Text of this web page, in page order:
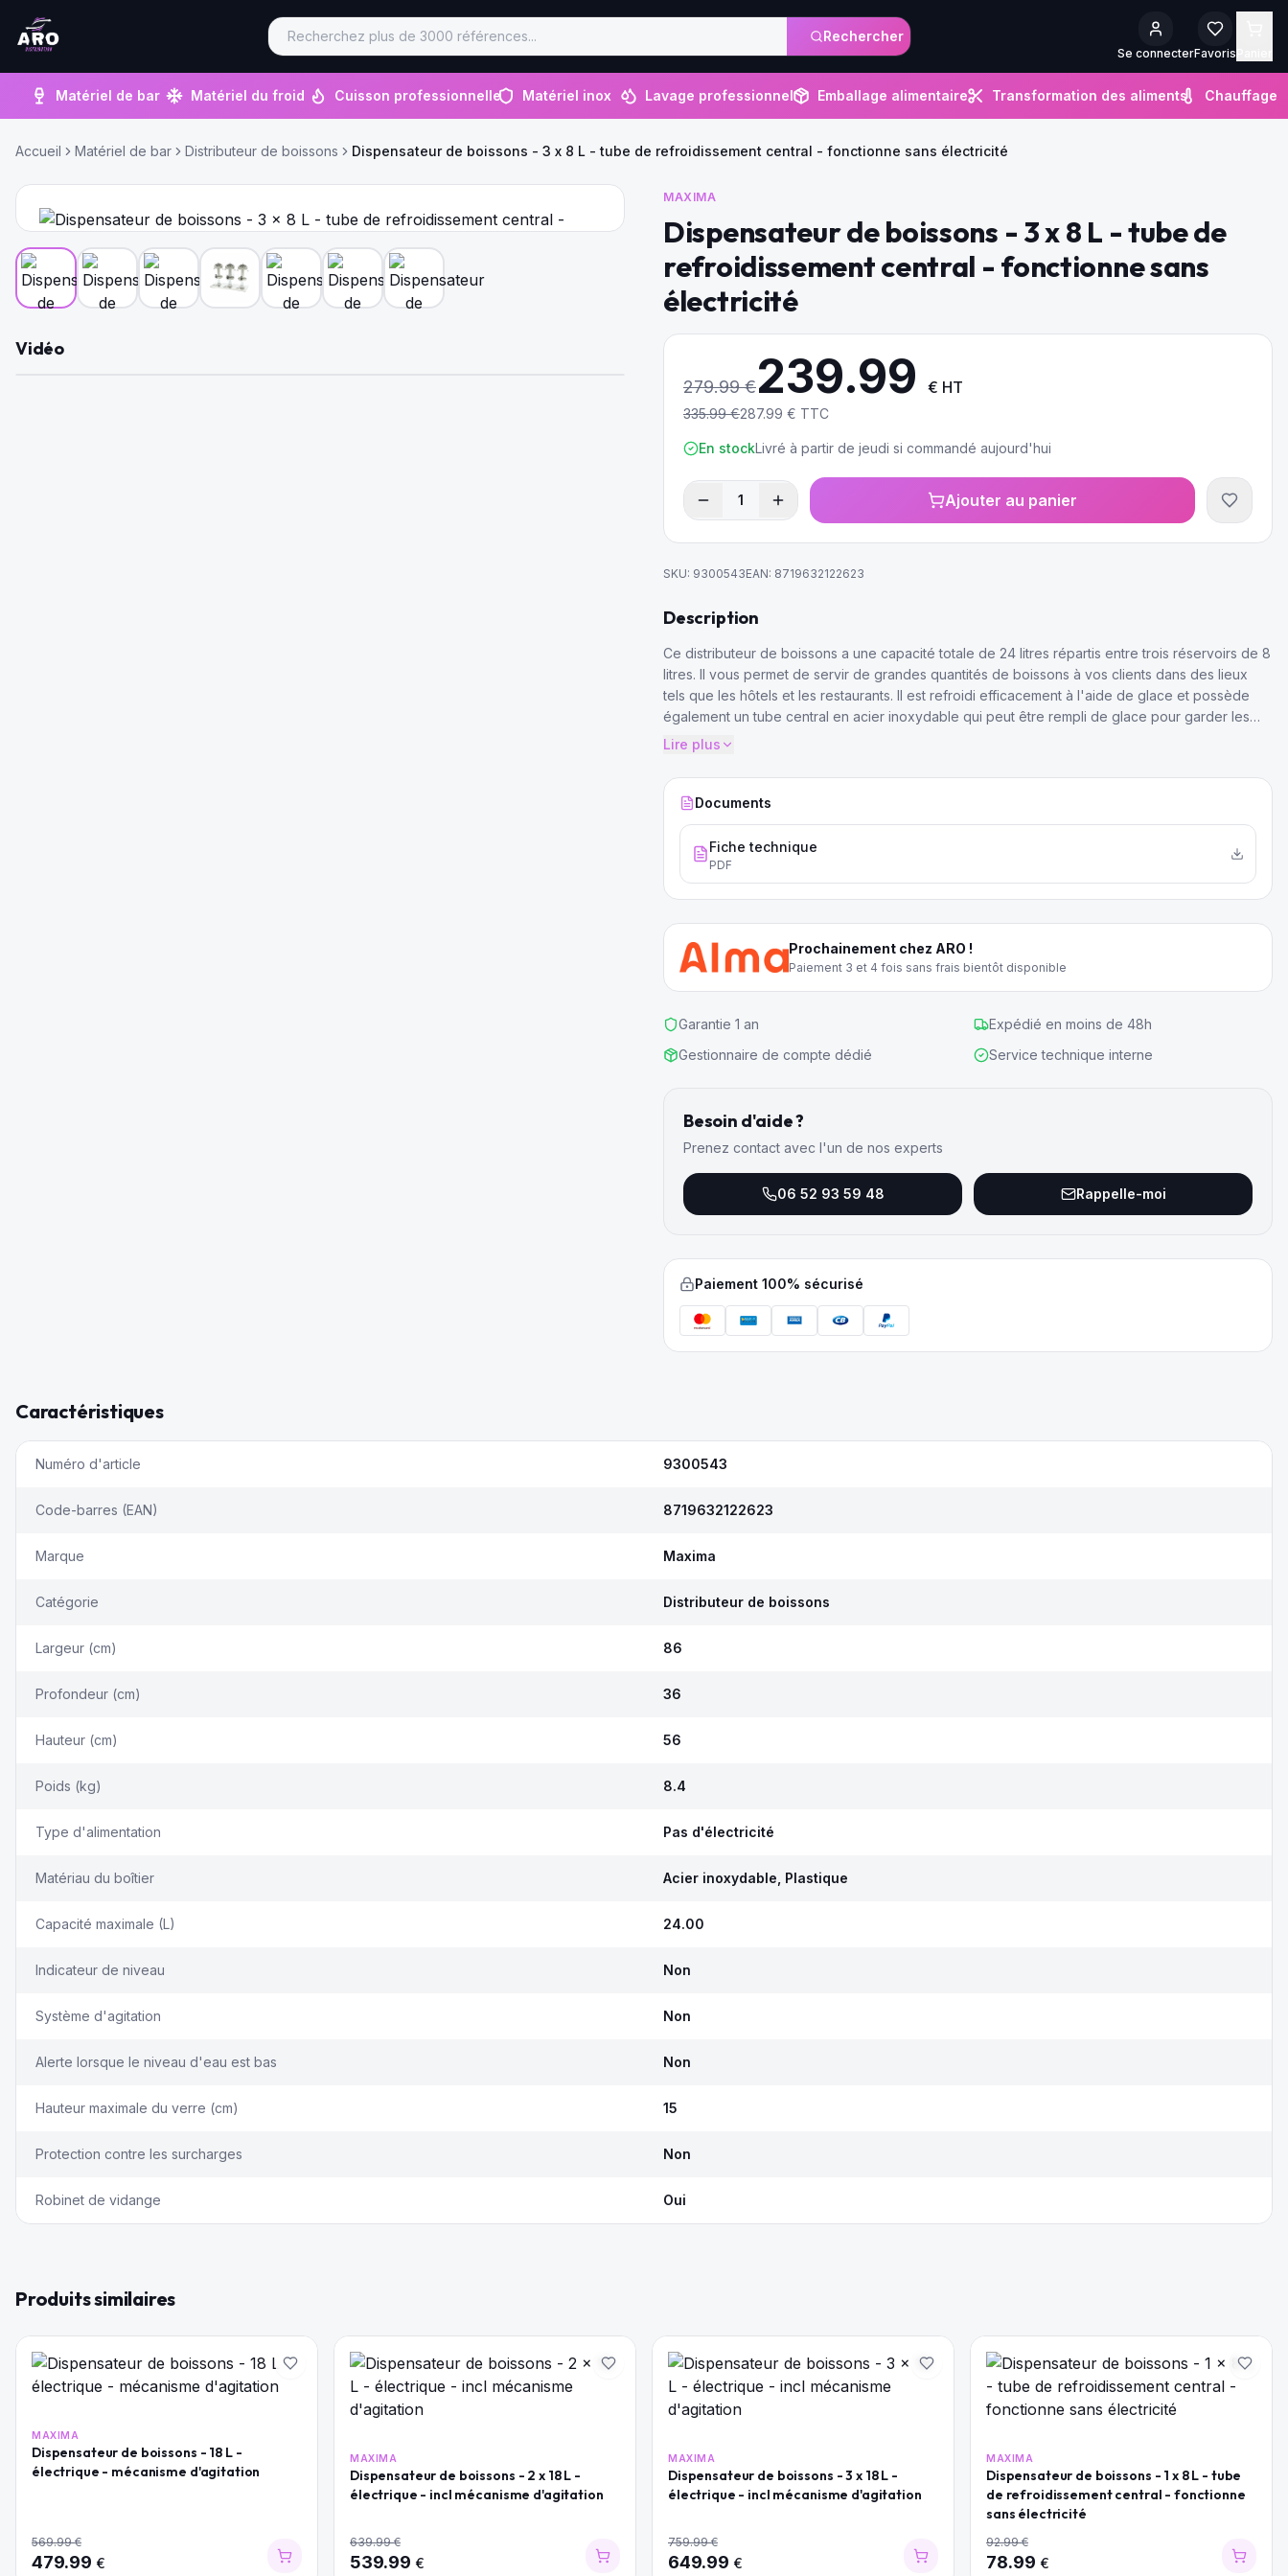
Rechercher
Se connecterFavoris
Matériel de bar Matériel du froid Cuisson professionnelle Matériel inox Lavage professionnel Emballage alimentaire Transformation des aliments Chauffage
Accueil Matériel de bar Distributeur de boissons Dispensateur de boissons - 3 x 8 L - tube de refroidissement central - fonctionne sans électricité
Vidéo
MAXIMA
Dispensateur de boissons - 3 x 8 L - tube de
refroidissement central - fonctionne sans
électricité
279.99€239.99 € HT
335.99€287.99 € TTC
En stockLivré à partir de jeudi si commandé aujourd'hui
1 Ajouter au panier
SKU: 9300543EAN: 8719632122623
Description
Ce distributeur de boissons a une capacité totale de 24 litres répartis entre trois réservoirs de 8
litres. Il vous permet de servir de grandes quantités de boissons à vos clients dans des lieux
tels que les hôtels et les restaurants. Il est refroidi efficacement à l'aide de glace et possède
également un tube central en acier inoxydable qui peut être rempli de glace pour garder les
boissons froides.
Lire plus
Documents
Fiche technique
PDF
Prochainement chez ARO !
Paiement 3 et 4 fois sans frais bientôt disponible
Garantie 1 an
Expédié en moins de 48h
Gestionnaire de compte dédié
Service technique interne
Besoin d'aide ?
Prenez contact avec l'un de nos experts
06 52 93 59 48 Rappelle-moi
Paiement 100% sécurisé
Caractéristiques
Numéro d'article 9300543
Code-barres (EAN) 8719632122623
Marque Maxima
Catégorie Distributeur de boissons
Largeur (cm) 86
Profondeur (cm) 36
Hauteur (cm) 56
Poids (kg) 8.4
Type d'alimentation Pas d'électricité
Matériau du boîtier Acier inoxydable, Plastique
Capacité maximale (L) 24.00
Indicateur de niveau Non
Système d'agitation Non
Alerte lorsque le niveau d'eau est bas Non
Hauteur maximale du verre (cm) 15
Protection contre les surcharges Non
Robinet de vidange Oui
Produits similaires
MAXIMA
Dispensateur de boissons - 18 L -
électrique - mécanisme d'agitation
569.99€
479.99 €
MAXIMA
Dispensateur de boissons - 2 x 18 L -
électrique - incl mécanisme d'agitation
639.99€
539.99 €
MAXIMA
Dispensateur de boissons - 3 x 18 L -
électrique - incl mécanisme d'agitation
759.99€
649.99 €
MAXIMA
Dispensateur de boissons - 1 x 8 L - tube
de refroidissement central - fonctionne
sans électricité
92.99€
78.99 €